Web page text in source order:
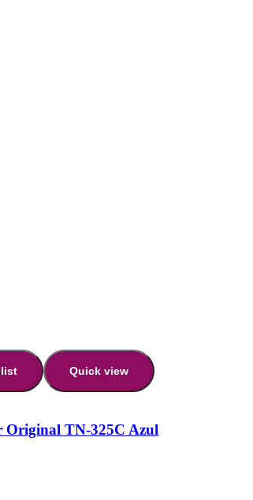
Quick view
Original TN-325C Azul